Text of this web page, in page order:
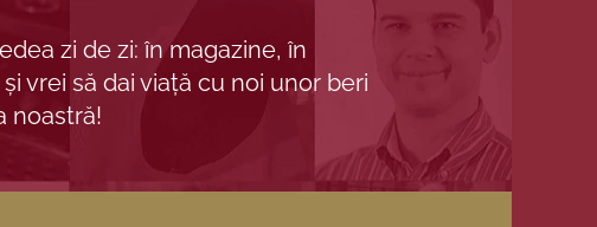
zi de zi: în magazine, în
vrei să dai viață cu noi unor beri
noastră!